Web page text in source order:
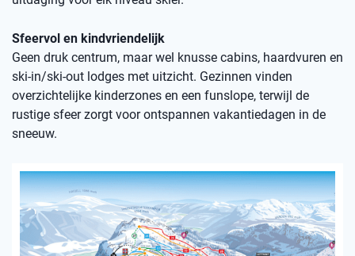
Sfeervol en kindvriendelijk
Geen druk centrum, maar wel knusse cabins, haardvuren en
ski-in/ski-out lodges met uitzicht. Gezinnen vinden
overzichtelijke kinderzones en een funslope, terwijl de
rustige sfeer zorgt voor ontspannen vakantiedagen in de
sneeuw.